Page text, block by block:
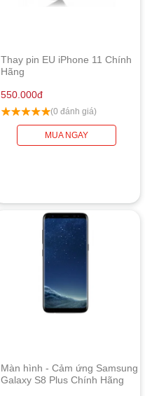
Thay pin EU iPhone 11 Chính
Hãng
550.000đ
(0 đánh giá)
MUA NGAY
Màn hình - Cảm ứng Samsung
Galaxy S8 Plus Chính Hãng